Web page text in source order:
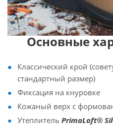
Основные
Классический крой
стандартный размер)
Фиксация на кнуровке
Кожаный верх с
Утеплитель PrimaLoft®